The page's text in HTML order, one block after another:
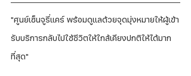
"ศูนย์เซ็นจูรี่แคร์ พร้อมดูแลด้วยจุดมุ่งหมายให้ผู้เข้า
รับบริการกลับไปใช้ชีวิตให้ใกล้เคียงปกติให้ได้มาก
ที่สุด"